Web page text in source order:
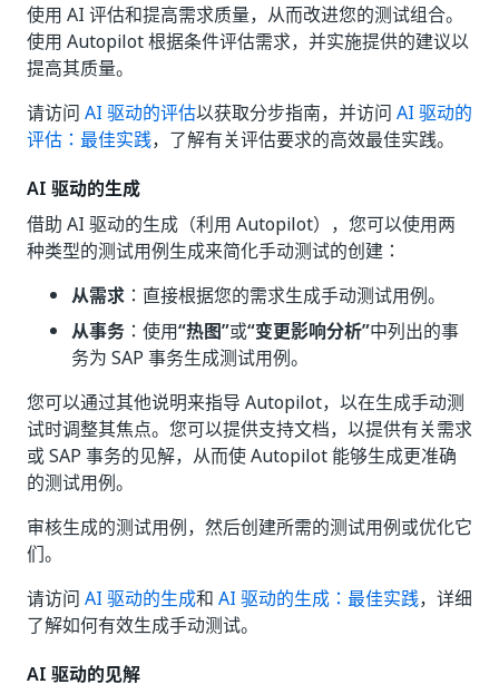
使用 AI 评估和提高需求质量，从而改进您的测试组合。
使用 Autopilot 根据条件评估需求，并实施提供的建议以
提高其质量。
请访问 AI 驱动的评估以获取分步指南，并访问 AI 驱动的
评估：最佳实践，了解有关评估要求的高效最佳实践。
AI 驱动的生成
借助 AI 驱动的生成（利用 Autopilot），您可以使用两
种类型的测试用例生成来简化手动测试的创建：
从需求 ：直接根据您的需求生成手动测试用例。
从事务 ：使用“热图”或“变更影响分析”中列出的事
务为 SAP 事务生成测试用例。
您可以通过其他说明来指导 Autopilot，以在生成手动测
试时调整其焦点。您可以提供支持文档，以提供有关需求
或 SAP 事务的见解，从而使 Autopilot 能够生成更准确
的测试用例。
审核生成的测试用例，然后创建所需的测试用例或优化它
们。
请访问 AI 驱动的生成和 AI 驱动的生成：最佳实践，详细
了解如何有效生成手动测试。
AI 驱动的见解